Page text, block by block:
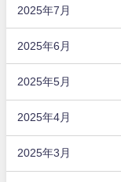
2025年7月
2025年6月
2025年5月
2025年4月
2025年3月